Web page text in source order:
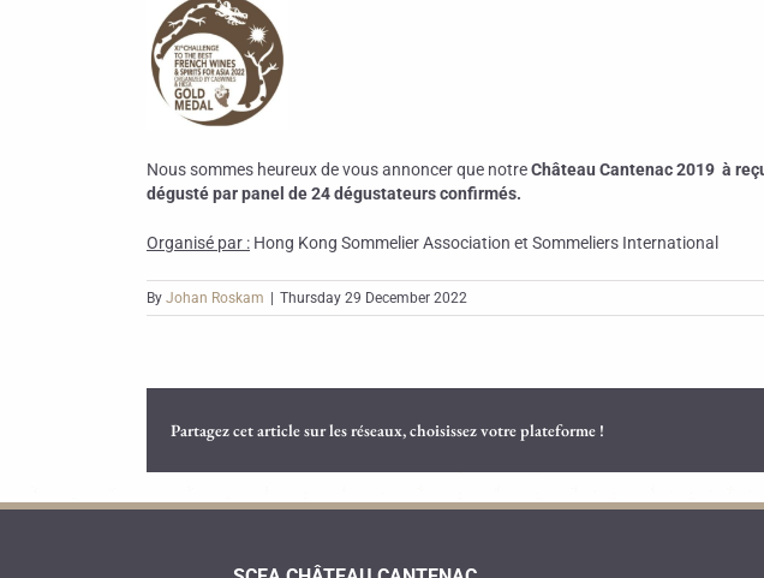
Nous sommes heureux de vous annoncer que notreChâteau Cantenac 2019 à
dégusté par panel de 24 dégustateurs confirmés.
Organisé par : Hong Kong Sommelier Association et Sommeliers International
By Johan Roskam Thursday 29 December 2022
Partagez cet article sur les réseaux, choisissez votre plateforme !